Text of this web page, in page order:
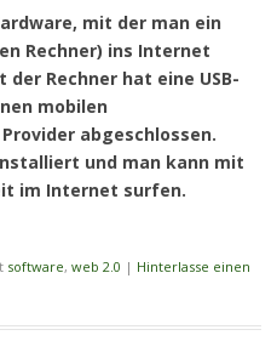
mit der man ein
Rechner) ins Internet
Rechner hat eine USB-
mobilen
abgeschlossen.
und man kann mit
im Internet surfen.
software, web 2.0 | Hinterlasse einen